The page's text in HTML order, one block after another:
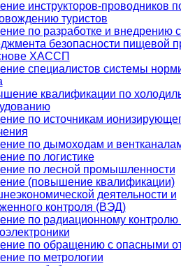
инструкторов-проводников
туристов
по разработке и внедрению
безопасности пищевой
ХАССП
специалистов системы
квалификации по
по источникам
по дымоходам и
по логистике
по лесной промышленности
(повышение квалификации)
деятельности и
контроля (ВЭД)
по радиационному контролю
по обращению с опасными
по метрологии